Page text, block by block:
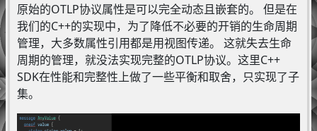
原始的OTLP协议属性是可以完全动态且嵌套的。 但是在
我们的C++的实现中，为了降低不必要的开销的生命周期
管理，大多数属性引用都是用视图传递。 这就失去生命
周期的管理，就没法实现完整的OTLP协议。这里C++
SDK在性能和完整性上做了一些平衡和取舍，只实现了子
集。